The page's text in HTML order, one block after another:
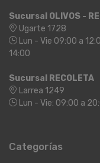
Sucursal OLIVOS -
Ugarte 1728
Lun - Vie 09:00 a
14:00
Sucursal RECOLETA
Larrea 1249
Lun - Vie: 09:00 a
Categorías